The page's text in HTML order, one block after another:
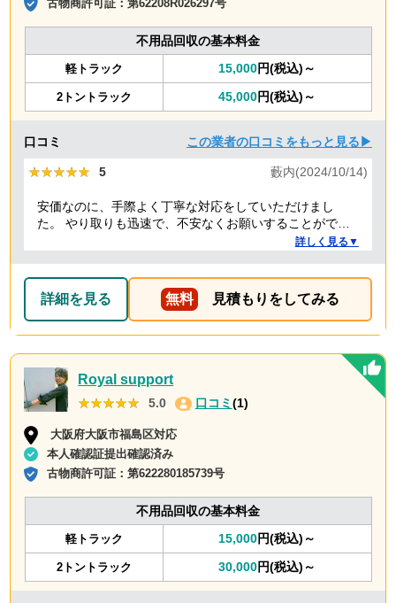
古物商許可証：第62208R026297号
不用品回収の基本料金
軽トラック 15,000円(税込)～
2トントラック 45,000円(税込)～
口コミ この業者の口コミをもっと見る▶
★★★★★
★★★★★ 5 藪内(2024/10/14)
安価なのに、手際よく丁寧な対応をしていただけまし
た。 やり取りも迅速で、不安なくお願いすることができ
詳しく見る▼
詳細を見る 無料 見積もりをしてみる
Royal support
★★★★★
★★★★★ 5.0 口コミ (1)
大阪府大阪市福島区対応
本人確認証提出確認済み
古物商許可証：第622280185739号
不用品回収の基本料金
軽トラック 15,000円(税込)～
2トントラック 30,000円(税込)～